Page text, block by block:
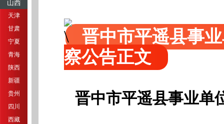
山西
天津
甘肃
宁夏
青海
陕西
新疆
贵州
四川
西藏
晋中市平遥县事
察公告正文
晋中市平遥县事业单